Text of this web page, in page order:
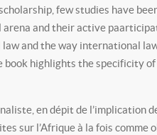
few studies have
and their active
and the way international
highlights the specificity
en dépit de l’implication
sur l’Afrique à la fois